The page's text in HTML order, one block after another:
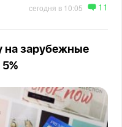
сегодня в 10:05 11
на зарубежные